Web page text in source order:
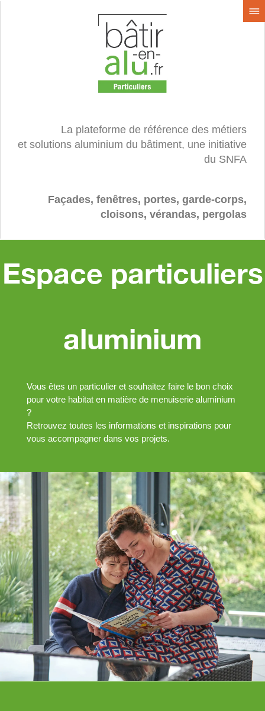
La plateforme de référence des métiers
et solutions aluminium du bâtiment, une initiative
du SNFA
Façades, fenêtres, portes, garde-corps,
cloisons, vérandas, pergolas
Espace particuliers
aluminium
Vous êtes un particulier et souhaitez faire le bon choix
pour votre habitat en matière de menuiserie aluminium
?
Retrouvez toutes les informations et inspirations pour
vous accompagner dans vos projets.